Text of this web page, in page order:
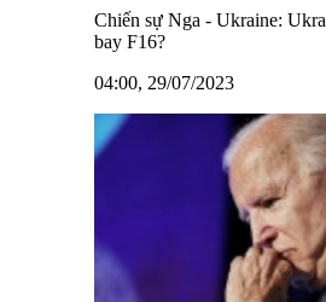
Chiến sự Nga - Ukraine:
bay F16?
04:00, 29/07/2023